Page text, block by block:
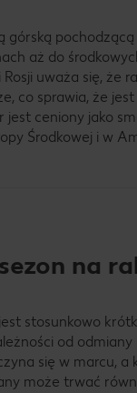
górską
aż do
uważa się, że
co sprawia, że
jest ceniony jako
Środkowej i w
na
stosunkowo
od
się w marcu, a
może trwać